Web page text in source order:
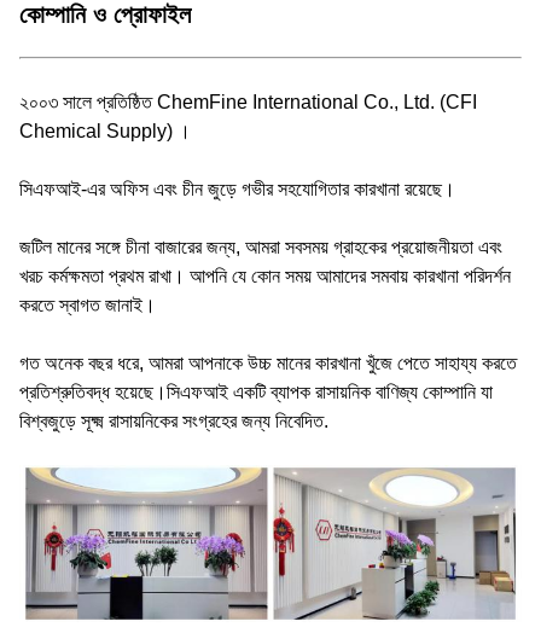
কোম্পানি ও প্রোফাইল
২০০৩ সালে প্রতিষ্ঠিত ChemFine International Co., Ltd. (CFI
Chemical Supply) ।
সিএফআই-এর অফিস এবং চীন জুড়ে গভীর সহযোগিতার কারখানা রয়েছে।
জটিল মানের সঙ্গে চীনা বাজারের জন্য, আমরা সবসময় গ্রাহকের প্রয়োজনীয়তা এবং
খরচ কর্মক্ষমতা প্রথম রাখা। আপনি যে কোন সময় আমাদের সমবায় কারখানা পরিদর্শন
করতে স্বাগত জানাই।
গত অনেক বছর ধরে, আমরা আপনাকে উচ্চ মানের কারখানা খুঁজে পেতে সাহায্য করতে
প্রতিশ্রুতিবদ্ধ হয়েছে।সিএফআই একটি ব্যাপক রাসায়নিক বাণিজ্য কোম্পানি যা
বিশ্বজুড়ে সূক্ষ্ম রাসায়নিকের সংগ্রহের জন্য নিবেদিত.